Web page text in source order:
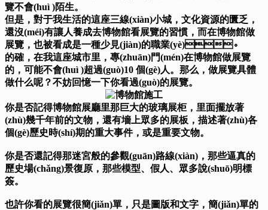
覽不會(huì )陌生。
但是，對于我生活的這座三線(xiàn)小城，文化資源的匱乏，
還沒(méi)有讓人養成去博物館看展覽的習慣，而在博物館做
展覽，也被看成是一種少見(jiàn)的職業(yè)。
的確，在我這座城市里，專(zhuān)門(mén)在博物館做展覽
的，可能不會(huì )超過(guò)10 個(gè)人。那么，做展覽具體
做什么呢？不妨回憶一下你看過(guò)的展覽。
你是否記得博物館展廳里那巨大的玻璃展柜，里面擺放著
(zhù)幾千年前的文物，還有墻上眾多的展板，描述著(zhù)各
個(gè)歷史時(shí)期的重大事件，或是重要文物。
你是否還記得那迷宮般的參觀(guān)路線(xiàn)，那些逼真的
歷史場(chǎng)景復原，那些模型、假人、眾多說(shuō)明標
簽。
也許你看的展覽很簡(jiǎn)單，只是圖版和文字，簡(jiǎn)單的